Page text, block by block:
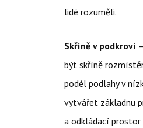
lidé rozuměli.
Skříně v podkroví
být skříně
podél podlahy v
vytvářet základnu
a odkládací prostor